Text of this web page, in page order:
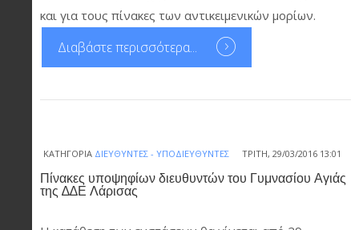
και για τους πίνακες των αντικειμενικών μορίων.
Διαβάστε περισσότερα...
ΚΑΤΗΓΟΡΊΑ ΔΙΕΥΘΥΝΤΈΣ - ΥΠΟΔΙΕΥΘΥΝΤΈΣ ΤΡΊΤΗ, 29/03/2016 13:01
Πίνακες υποψηφίων διευθυντών του Γυμνασίου Αγιάς
της ∆∆Ε Λάρισας